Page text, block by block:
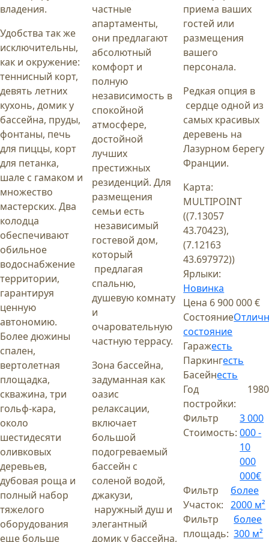
владения.
Удобства так же
исключительны,
как и окружение:
теннисный корт,
девять летних
кухонь, домик у
бассейна, пруды,
фонтаны, печь
для пиццы, корт
для петанка,
шале с гамаком и
множество
мастерских. Два
колодца
обеспечивают
обильное
водоснабжение
территории,
гарантируя
ценную
автономию.
Более дюжины
спален,
вертолетная
площадка,
скважина, три
гольф-кара,
около
шестидесяти
оливковых
деревьев,
дубовая роща и
полный набор
тяжелого
оборудования
еще больше
частные
апартаменты,
они предлагают
абсолютный
комфорт и
полную
независимость в
спокойной
атмосфере,
достойной
лучших
престижных
резиденций. Для
размещения
семьи есть
независимый
гостевой дом,
который
предлагая
спальню,
душевую комнату
и
очаровательную
частную террасу.
Зона бассейна,
задуманная как
оазис
релаксации,
включает
большой
подогреваемый
бассейн с
соленой водой,
джакузи,
наружный душ и
элегантный
домик у бассейна,
приема ваших
гостей или
размещения
вашего
персонала.
Редкая опция в
сердце одной из
самых красивых
деревень на
Лазурном берегу
Франции.
Карта:
MULTIPOINT
((7.13057
43.70423),
(7.12163
43.697972))
Ярлыки:
Новинка
Цена 6 900 000 €
Состояние
состояние
Гаражесть
Паркингесть
Басейнесть
Год
постройки:
1980
Фильтр
Стоимость:
3 000
000 -
10
000
000€
Фильтр
Участок:
более
2000 м²
Фильтр
площадь:
более
300 м²